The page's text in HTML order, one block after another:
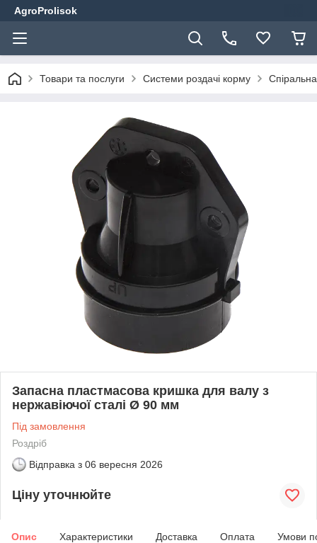
AgroProlisok
Товари та послуги Системи роздачі корму
Запасна пластмасова кришка для валу з
нержавіючої сталі Ø 90 мм
Під замовлення
Роздріб
Відправка з 06 вересня 2026
Ціну уточнюйте
Опис Характеристики Доставка Оплата Умови